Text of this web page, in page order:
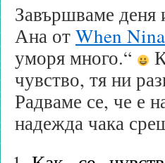
Завършваме деня
Ана отWhen
уморя много.“
чувство, тя ни
Радваме се, че е
надежда чака